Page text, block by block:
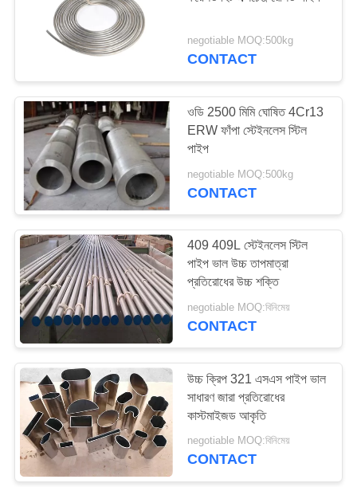
জন্য
আবেদন
সাইট
ম্যাপ
PRIVACY
POLICY
স্টেইনলেস স্টিল পাইপ
স্টেইনলেস স্টিল ফিটিং
স্টেইনলেস স্টিল বার
negotiable MOQ:500kg
CONTACT
ওডি 2500 মিমি ঘোষিত 4Cr13
ERW ফাঁপা স্টেইনলেস স্টিল
পাইপ
negotiable MOQ:500kg
CONTACT
409 409L স্টেইনলেস স্টিল
পাইপ ভাল উচ্চ তাপমাত্রা
প্রতিরোধের উচ্চ শক্তি
negotiable MOQ:বিনিমেয়
CONTACT
উচ্চ ক্রিপ 321 এসএস পাইপ ভাল
সাধারণ জারা প্রতিরোধের
কাস্টমাইজড আকৃতি
negotiable MOQ:বিনিমেয়
CONTACT